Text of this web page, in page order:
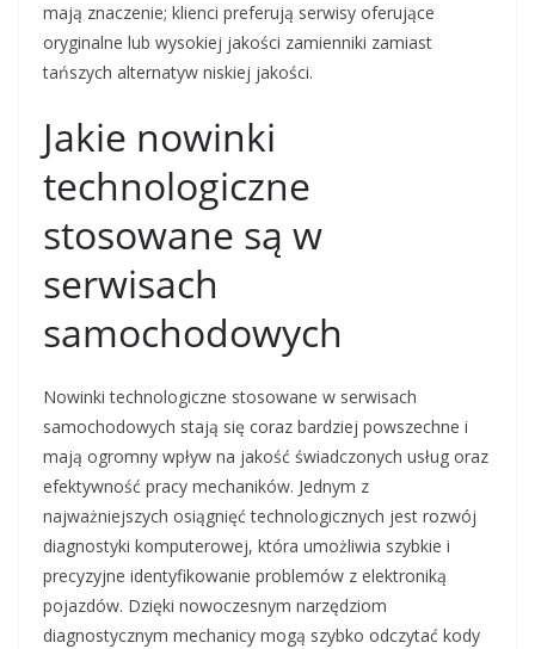
mają znaczenie; klienci preferują serwisy oferujące
oryginalne lub wysokiej jakości zamienniki zamiast
tańszych alternatyw niskiej jakości.
Jakie nowinki
technologiczne
stosowane są w
serwisach
samochodowych
Nowinki technologiczne stosowane w serwisach
samochodowych stają się coraz bardziej powszechne i
mają ogromny wpływ na jakość świadczonych usług oraz
efektywność pracy mechaników. Jednym z
najważniejszych osiągnięć technologicznych jest rozwój
diagnostyki komputerowej, która umożliwia szybkie i
precyzyjne identyfikowanie problemów z elektroniką
pojazdów. Dzięki nowoczesnym narzędziom
diagnostycznym mechanicy mogą szybko odczytać kody